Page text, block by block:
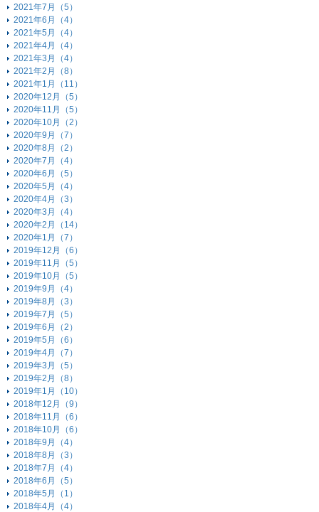
2021年7月（5）
2021年6月（4）
2021年5月（4）
2021年4月（4）
2021年3月（4）
2021年2月（8）
2021年1月（11）
2020年12月（5）
2020年11月（5）
2020年10月（2）
2020年9月（7）
2020年8月（2）
2020年7月（4）
2020年6月（5）
2020年5月（4）
2020年4月（3）
2020年3月（4）
2020年2月（14）
2020年1月（7）
2019年12月（6）
2019年11月（5）
2019年10月（5）
2019年9月（4）
2019年8月（3）
2019年7月（5）
2019年6月（2）
2019年5月（6）
2019年4月（7）
2019年3月（5）
2019年2月（8）
2019年1月（10）
2018年12月（9）
2018年11月（6）
2018年10月（6）
2018年9月（4）
2018年8月（3）
2018年7月（4）
2018年6月（5）
2018年5月（1）
2018年4月（4）